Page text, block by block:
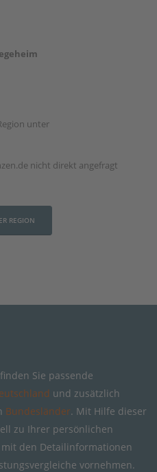
unter
nicht direkt angefragt
REGION
Sie passende
und zusätzlich
Bundesländer. Mit Hilfe dieser
zu Ihrer persönlichen
den Detailinformationen
vornehmen.